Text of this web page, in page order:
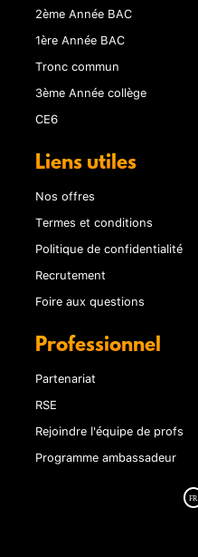
2ème Année BAC
1ère Année BAC
Tronc commun
3ème Année collège
CE6
Liens utiles
Nos offres
Termes et conditions
Politique de confidentialité
Recrutement
Foire aux questions
Professionnel
Partenariat
RSE
Rejoindre l'équipe de profs
Programme ambassadeur